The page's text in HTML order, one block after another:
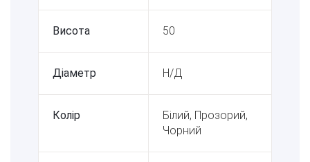
Висота 50
Діаметр Н/Д
Колір
Білий, Прозорий,
Чорний